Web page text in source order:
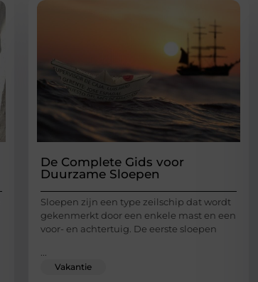
De Complete Gids voor
Duurzame Sloepen
Sloepen zijn een type zeilschip dat wordt
gekenmerkt door een enkele mast en een
voor- en achtertuig. De eerste sloepen
...
Vakantie